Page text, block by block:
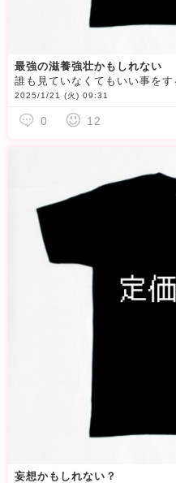
最強の滋養強壮かもしれない
誰も見ていなくてもいい事を
2025/1/21 (火) 09:31
0 12
妄想かもしれない？